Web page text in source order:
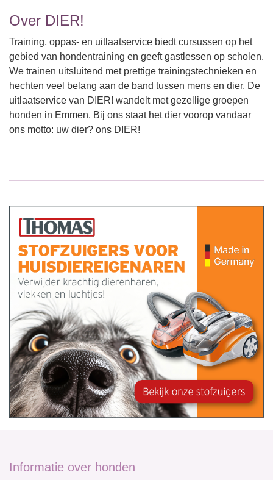
Over DIER!
Training, oppas- en uitlaatservice biedt cursussen op het
gebied van hondentraining en geeft gastlessen op scholen.
We trainen uitsluitend met prettige trainingstechnieken en
hechten veel belang aan de band tussen mens en dier. De
uitlaatservice van DIER! wandelt met gezellige groepen
honden in Emmen. Bij ons staat het dier voorop vandaar
ons motto: uw dier? ons DIER!
Informatie over honden